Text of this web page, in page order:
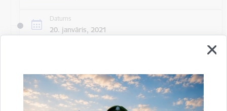
Datums
20. janvāris, 2021
Atrašanās vieta